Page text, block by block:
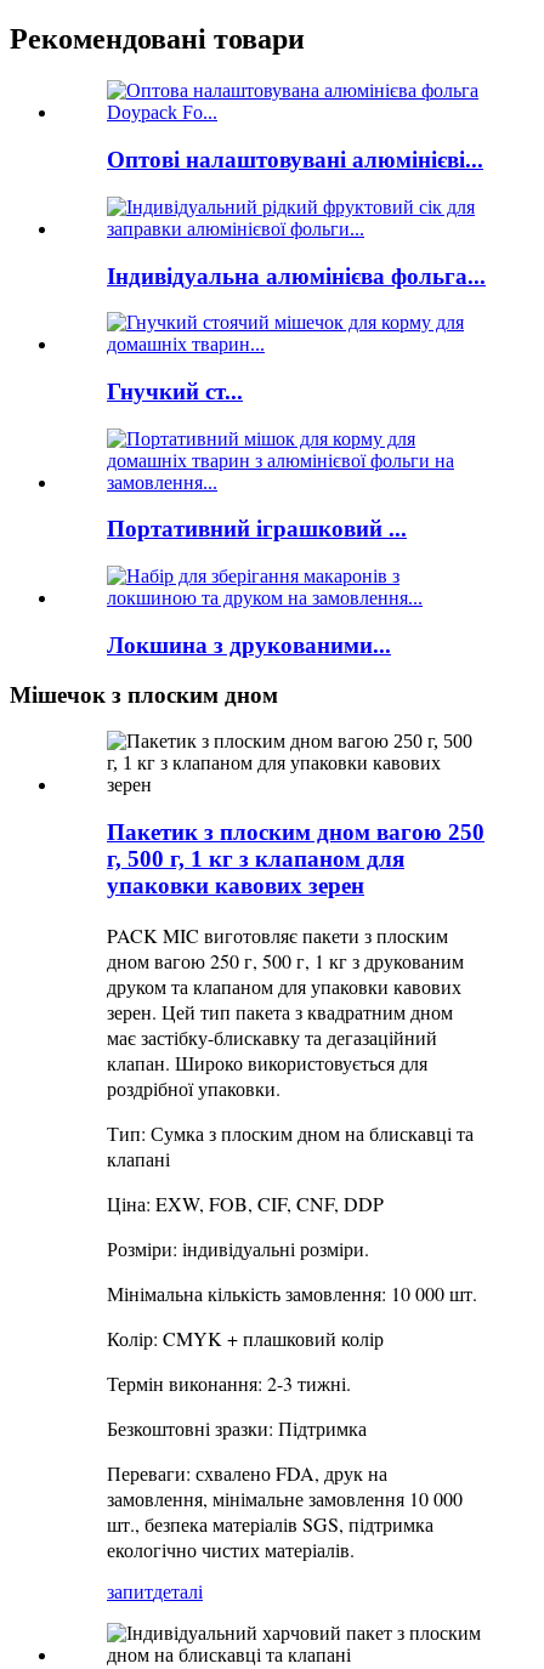
Рекомендовані товари
Оптові налаштовувані алюмінієві...
Індивідуальна алюмінієва фольга...
Гнучкий ст...
Портативний іграшковий ...
Локшина з друкованими...
Мішечок з плоским дном
Пакетик з плоским дном вагою 250
г, 500 г, 1 кг з клапаном для
упаковки кавових зерен
PACK MIC виготовляє пакети з плоским
дном вагою 250 г, 500 г, 1 кг з друкованим
друком та клапаном для упаковки кавових
зерен. Цей тип пакета з квадратним дном
має застібку-блискавку та дегазаційний
клапан. Широко використовується для
роздрібної упаковки.
Тип: Сумка з плоским дном на блискавці та
клапані
Ціна: EXW, FOB, CIF, CNF, DDP
Розміри: індивідуальні розміри.
Мінімальна кількість замовлення: 10 000 шт.
Колір: CMYK + плашковий колір
Термін виконання: 2-3 тижні.
Безкоштовні зразки: Підтримка
Переваги: ​​схвалено FDA, друк на
замовлення, мінімальне замовлення 10 000
шт., безпека матеріалів SGS, підтримка
екологічно чистих матеріалів.
запитдеталі